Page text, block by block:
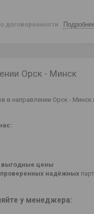
договоренности
Орск - Минск
в направлении Орск - Минск
выгодные цены
проверенных надёжных
у менеджера: